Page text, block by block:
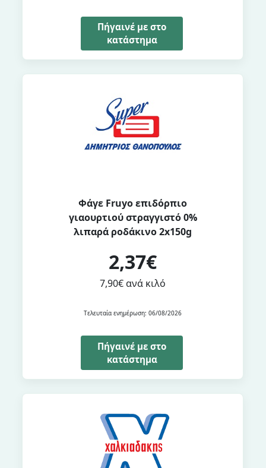
Πήγαινέ με στο
κατάστημα
Φάγε Fruyo επιδόρπιο
γιαουρτιού στραγγιστό 0%
λιπαρά ροδάκινο 2x150g
2,37€
7,90€ ανά κιλό
Τελευταία ενημέρωση: 06/08/2026
Πήγαινέ με στο
κατάστημα